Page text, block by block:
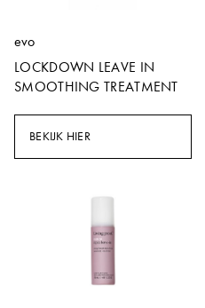
evo
LOCKDOWN LEAVE IN
SMOOTHING TREATMENT
BEKIJK HIER